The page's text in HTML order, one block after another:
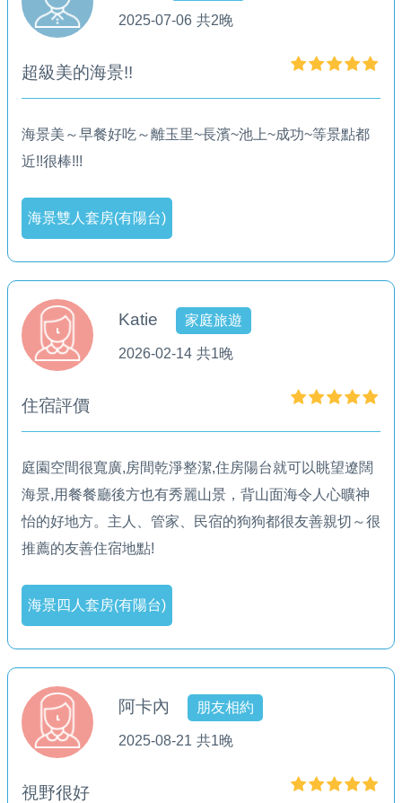
2025-07-06 共2晚
超級美的海景!!
海景美～早餐好吃～離玉里~長濱~池上~成功~等景點都
近!!很棒!!!
海景雙人套房(有陽台)
Katie 家庭旅遊
2026-02-14 共1晚
住宿評價
庭園空間很寬廣,房間乾淨整潔,住房陽台就可以眺望遼闊
海景,用餐餐廳後方也有秀麗山景，背山面海令人心曠神
怡的好地方。主人、管家、民宿的狗狗都很友善親切～很
推薦的友善住宿地點!
海景四人套房(有陽台)
阿卡內 朋友相約
2025-08-21 共1晚
視野很好